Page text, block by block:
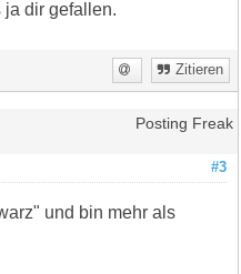
dir gefallen.
Zitieren
Posting Freak
#3
und bin mehr als